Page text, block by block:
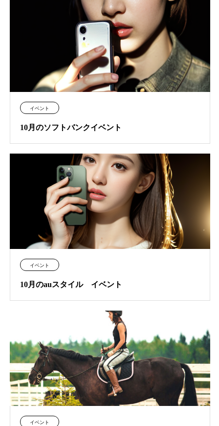
イベント
10月のソフトバンクイベント
イベント
10月のauスタイル イベント
イベント